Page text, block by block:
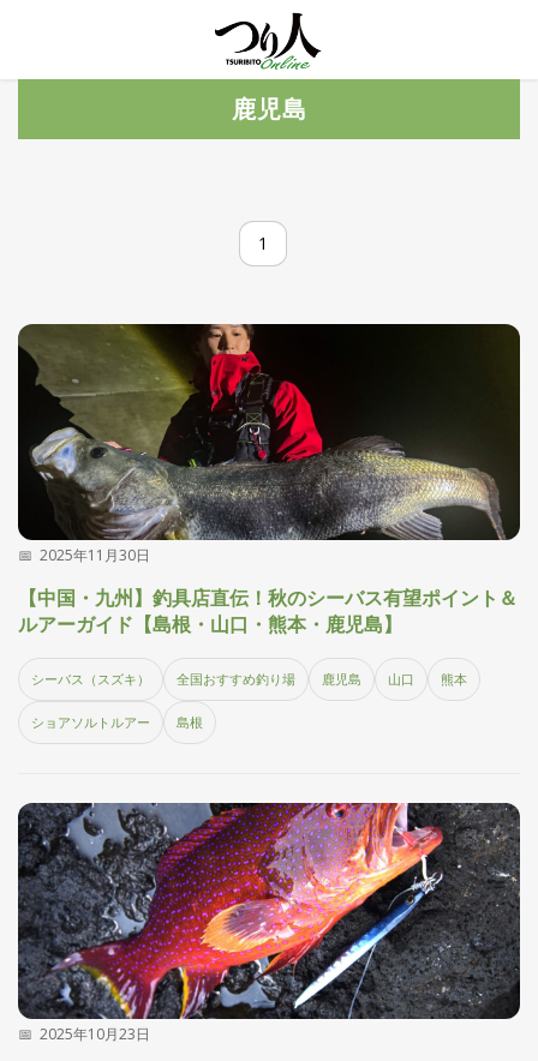
鹿児島
1
2025年11月30日
【中国・九州】釣具店直伝！秋のシーバス有望ポイント＆
ルアーガイド【島根・山口・熊本・鹿児島】
シーバス（スズキ） 全国おすすめ釣り場 鹿児島 山口 熊本
ショアソルトルアー 島根
2025年10月23日
ド・
No.1
ラ
ン
ン
HOT
釣具
NEWS
す・
調べ
る
🎣
目
的
か
ら›
📍
全
国
お
す
す
め
釣
り
場
›